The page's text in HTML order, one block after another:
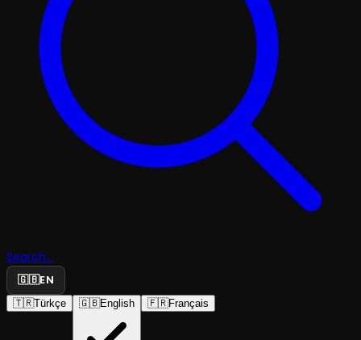
Search...
🇬🇧EN
🇹🇷Türkçe 🇬🇧English 🇫🇷Français